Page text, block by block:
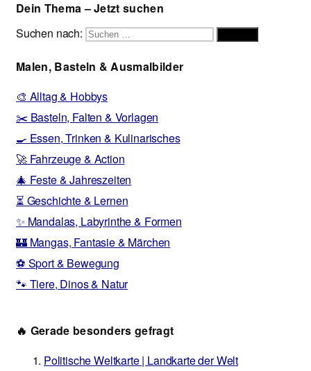
Dein Thema – Jetzt suchen
Suchen nach:
Malen, Basteln & Ausmalbilder
🎨 Alltag & Hobbys
✂️ Basteln, Falten & Vorlagen
🍳 Essen, Trinken & Kulinarisches
🚀 Fahrzeuge & Action
🎄 Feste & Jahreszeiten
⏳ Geschichte & Lernen
✨ Mandalas, Labyrinthe & Formen
🏰 Mangas, Fantasie & Märchen
⚽ Sport & Bewegung
🐾 Tiere, Dinos & Natur
🔥 Gerade besonders gefragt
Politische Weltkarte | Landkarte der Welt